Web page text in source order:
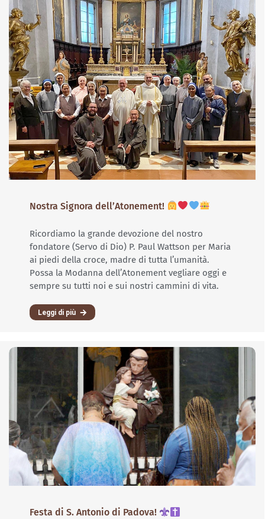
Nostra Signora dell’Atonement!
Ricordiamo la grande devozione del nostro
fondatore (Servo di Dio) P. Paul Wattson per Maria
ai piedi della croce, madre di tutta l’umanità.
Possa la Modanna dell’Atonement vegliare oggi e
sempre su tutti noi e sui nostri cammini di vita.
Leggi di più
Festa di S. Antonio di Padova!